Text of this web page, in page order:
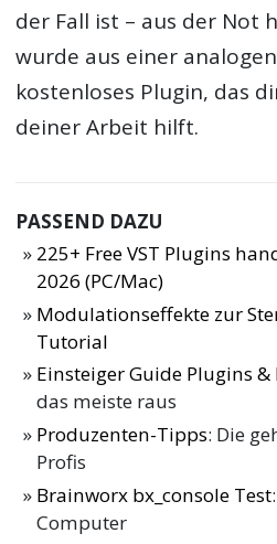
der Fall ist – aus der Not
wurde aus einer
kostenloses Plugin, das
deiner Arbeit hilft.
PASSEND DAZU
225+ Free VST Plugins
2026 (PC/Mac)
Modulationseffekte zur
Tutorial
Einsteiger Guide Plugins &
das meiste raus
Produzenten-Tipps: Die
Profis
Brainworx bx_console Test
Computer